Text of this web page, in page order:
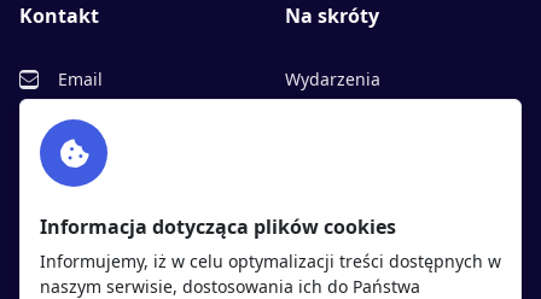
Kontakt
Email
Facebook
Twitter
Na skróty
Wydarzenia
Polityka cookies
Polityka prywatności
Informacja dotycząca plików cookies
Informujemy, iż w celu optymalizacji treści dostępnych w
naszym serwisie, dostosowania ich do Państwa